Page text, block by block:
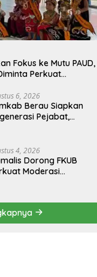
Fokus ke Mutu PAUD,
Perkuat
6, 2026
Berau Siapkan
Pejabat,
4, 2026
Dorong FKUB
Moderasi